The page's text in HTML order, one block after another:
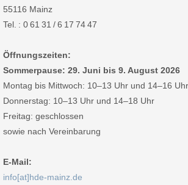
55116 Mainz
Tel. : 0 61 31 / 6 17 74 47
Öffnungszeiten:
Sommerpause: 29. Juni bis 9. August 2026
Montag bis Mittwoch: 10–13 Uhr und 14–16 Uhr
Donnerstag: 10–13 Uhr und 14–18 Uhr
Freitag: geschlossen
sowie nach Vereinbarung
E-Mail:
info[at]hde-mainz.de